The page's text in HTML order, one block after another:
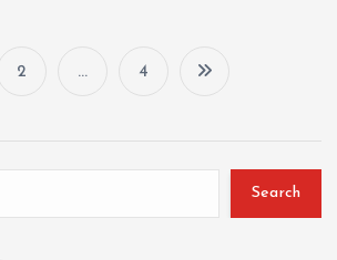
2 … 4
Search